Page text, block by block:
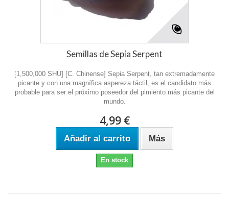
Semillas de Sepia Serpent
[1,500,000 SHU] [C. Chinense] Sepia Serpent, tan extremadamente
picante y con una magnífica aspereza táctil, es el candidato más
probable para ser el próximo poseedor del pimiento más picante del
mundo.
4,99 €
Añadir al carrito Más
En stock